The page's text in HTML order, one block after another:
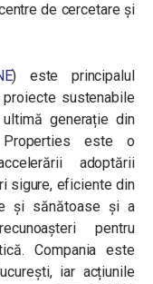
de cercetare și
) este principalul
sustenabile
generație din
Properties este o
adoptării
sigure, eficiente din
și sănătoase și a
pentru
Compania este
iar acțiunile